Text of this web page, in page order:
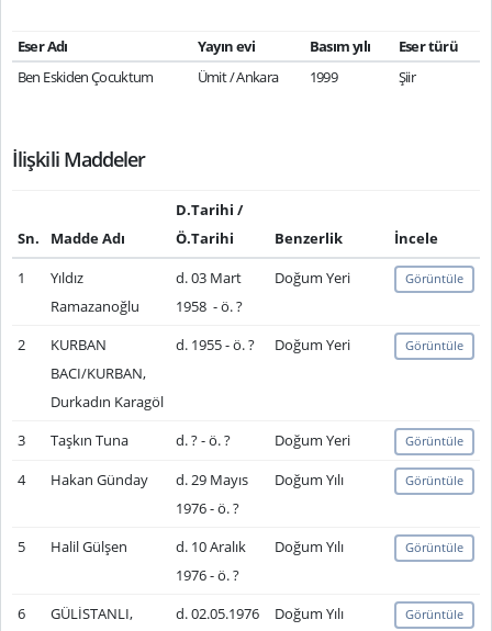
Eser Adı Yayın evi Basım yılı
Eser türü
Ben Eskiden Çocuktum
Ümit / Ankara 1999 Şiir
İlişkili Maddeler
Sn. Madde Adı
D.Tarihi /
Ö.Tarihi
Benzerlik
İncele
1
Yıldız
Ramazanoğlu
d. 03 Mart
1958 - ö. ?
Doğum Yeri Görüntüle
2
KURBAN
BACI/KURBAN,
Durkadın Karagöl
d. 1955 - ö. ? Doğum Yeri Görüntüle
3 Taşkın Tuna d. ? - ö. ? Doğum Yeri Görüntüle
4 Hakan Günday
d. 29 Mayıs
1976 - ö. ?
Doğum Yılı Görüntüle
5 Halil Gülşen
d. 10 Aralık
1976 - ö. ?
Doğum Yılı Görüntüle
6
GÜLİSTANLI,
d. 02.05.1976
Doğum Yılı Görüntüle